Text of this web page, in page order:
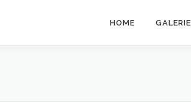
HOME GALERIE